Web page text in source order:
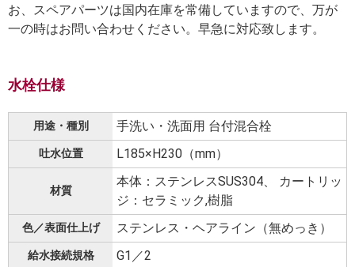
お、スペアパーツは国内在庫を常備していますので、万が
一の時はお問い合わせください。早急に対応致します。
水栓仕様
用途・種別 手洗い・洗面用 台付混合栓
吐水位置 L185×H230（mm）
材質
本体：ステンレスSUS304、 カートリッ
ジ：セラミック,樹脂
色／表面仕上げ ステンレス・ヘアライン（無めっき）
給水接続規格 G1／2